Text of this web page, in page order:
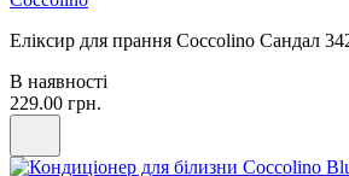
Еліксир для прання Coccolino Сандал
В наявності
229.00 грн.